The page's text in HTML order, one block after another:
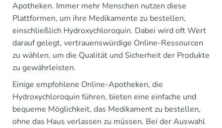
Apotheken. Immer mehr Menschen nutzen diese
Plattformen, um ihre Medikamente zu bestellen,
einschließlich Hydroxychloroquin. Dabei wird oft Wert
darauf gelegt, vertrauenswürdige Online-Ressourcen
zu wählen, um die Qualität und Sicherheit der Produkte
zu gewährleisten.
Einige empfohlene Online-Apotheken, die
Hydroxychloroquin führen, bieten eine einfache und
bequeme Möglichkeit, das Medikament zu bestellen,
ohne das Haus verlassen zu müssen. Bei der Auswahl